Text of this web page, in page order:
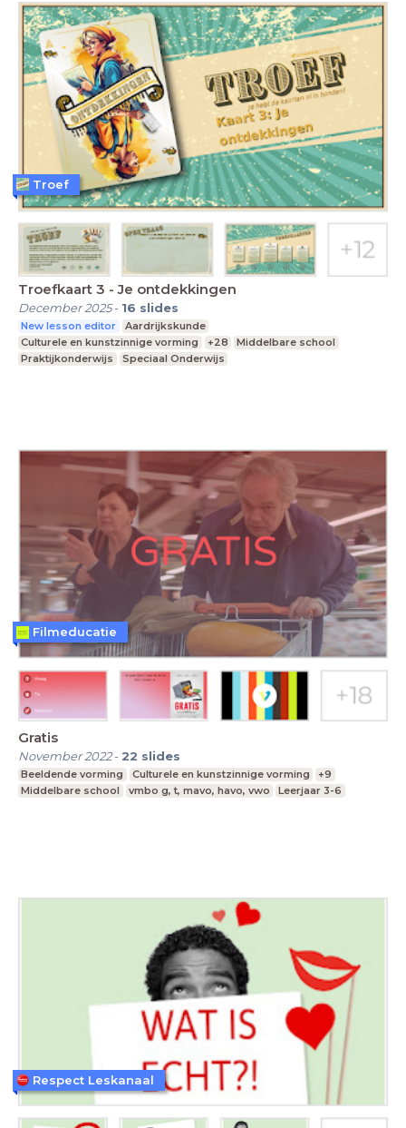
Troefkaart 3 - Je ontdekkingen
December 2025- 16 slides
New lesson editor
Aardrijkskunde
Culturele en kunstzinnige vorming
+28
Middelbare school
Praktijkonderwijs
Speciaal Onderwijs
Troef
Gratis
November 2022- 22 slides
Beeldende vorming Culturele en kunstzinnige vorming
+9
Middelbare school
vmbo g, t, mavo, havo, vwo Leerjaar 3-6
Filmeducatie
Respect Leskanaal